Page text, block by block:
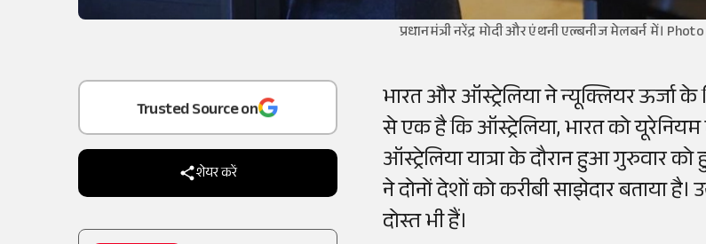
प्रधानमंत्री नरेंद्र मोदी और एंथनी एल्बनीज मेलबर्न में।
Trusted Source on
शेयर करें
भारत और ऑस्ट्रेलिया ने न्यूक्लियर
से एक है कि ऑस्ट्रेलिया, भारत को यूरेनियम
ऑस्ट्रेलिया यात्रा के दौरान हुआ गुरुवार
ने दोनों देशों को करीबी साझेदार बताया
दोस्त भी हैं।